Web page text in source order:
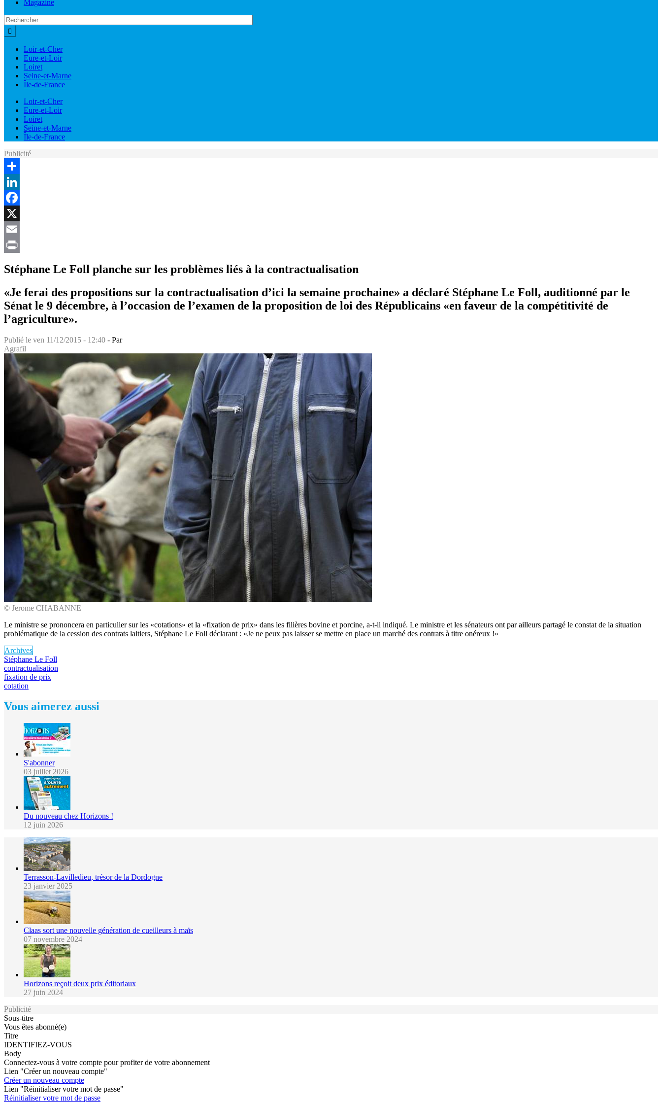
Magazine
Loir-et-Cher
Eure-et-Loir
Loiret
Seine-et-Marne
Île-de-France
Loir-et-Cher
Eure-et-Loir
Loiret
Seine-et-Marne
Île-de-France
Publicité
Share
LinkedIn
Facebook
X
Email
Stéphane Le Foll planche sur les problèmes liés à la contractualisation
«Je ferai des propositions sur la contractualisation d’ici la semaine prochaine» a déclaré Stéphane Le Foll, auditionné par le
Sénat le 9 décembre, à l’occasion de l’examen de la proposition de loi des Républicains «en faveur de la compétitivité de
l’agriculture».
Publié le ven 11/12/2015 - 12:40 - Par
Agrafil
© Jerome CHABANNE
Le ministre se prononcera en particulier sur les «cotations» et la «fixation de prix» dans les filières bovine et porcine, a-t-il indiqué. Le ministre et les sénateurs ont par ailleurs partagé le constat de la situation
problématique de la cession des contrats laitiers, Stéphane Le Foll déclarant : «Je ne peux pas laisser se mettre en place un marché des contrats à titre onéreux !»
Archives
Stéphane Le Foll
contractualisation
fixation de prix
cotation
Vous aimerez aussi
S'abonner
03 juillet 2026
Du nouveau chez Horizons !
12 juin 2026
Terrasson-Lavilledieu, trésor de la Dordogne
23 janvier 2025
Claas sort une nouvelle génération de cueilleurs à maïs
07 novembre 2024
Horizons reçoit deux prix éditoriaux
27 juin 2024
Publicité
Sous-titre
Vous êtes abonné(e)
Titre
IDENTIFIEZ-VOUS
Body
Connectez-vous à votre compte pour profiter de votre abonnement
Lien "Créer un nouveau compte"
Créer un nouveau compte
Lien "Réinitialiser votre mot de passe"
Réinitialiser votre mot de passe